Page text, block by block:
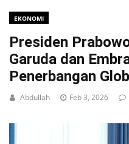
EKONOMI
Presiden
Garuda dan
Penerbangan
Abdullah Feb 3, 2026